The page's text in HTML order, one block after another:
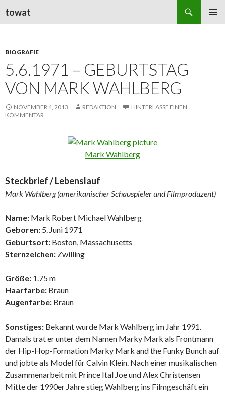
towat
BIOGRAFIE
5.6.1971 – GEBURTSTAG
VON MARK WAHLBERG
NOVEMBER 4, 2013 REDAKTION
HINTERLASSE EINEN
KOMMENTAR
Mark Wahlberg
Steckbrief / Lebenslauf
Mark Wahlberg (amerikanischer Schauspieler und Filmproduzent)
Name: Mark Robert Michael Wahlberg
Geboren: 5. Juni 1971
Geburtsort: Boston, Massachusetts
Sternzeichen: Zwilling
Größe: 1.75 m
Haarfarbe: Braun
Augenfarbe: Braun
Sonstiges: Bekannt wurde Mark Wahlberg im Jahr 1991.
Damals trat er unter dem Namen Marky Mark als Frontmann
der Hip-Hop-Formation Marky Mark and the Funky Bunch auf
und jobte als Model für Calvin Klein. Nach einer musikalischen
Zusammenarbeit mit Prince Ital Joe und Alex Christensen
Mitte der 1990er Jahre stieg Wahlberg ins Filmgeschäft ein